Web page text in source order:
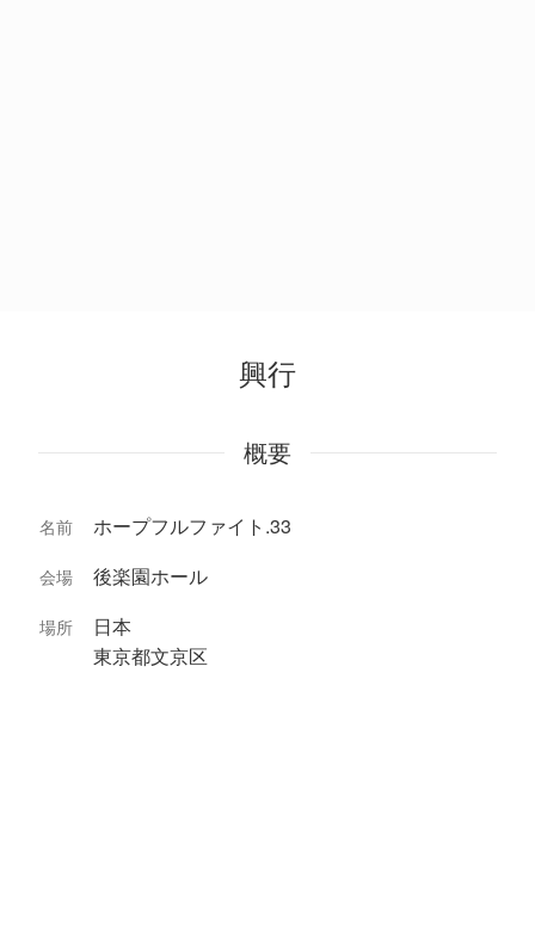
興行
概要
名前 ホープフルファイト.33
会場 後楽園ホール
場所
日本
東京都文京区